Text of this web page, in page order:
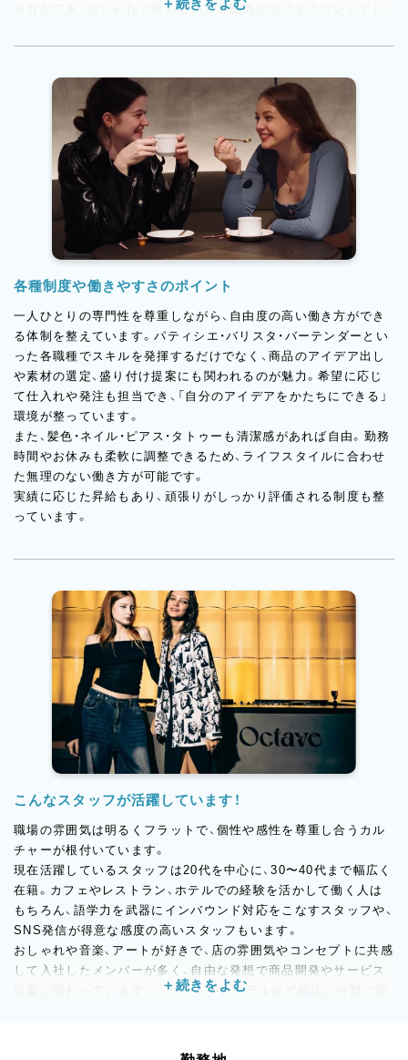
み方ができ、おしゃれで落ち着いた雰囲気のカフェラウンジとし
また、海外のカフェ文化やスイーツトレンドに精通したオーナー
中。日々の仕事を通して、トレンドに触れながら感性を磨ける環
各種制度や働きやすさのポイント
一人ひとりの専門性を尊重しながら、自由度の高い働き方ができ
る体制を整えています。パティシエ・バリスタ・バーテンダーとい
った各職種でスキルを発揮するだけでなく、商品のアイデア出し
や素材の選定、盛り付け提案にも関われるのが魅力。希望に応じ
て仕入れや発注も担当でき、「自分のアイデアをかたちにできる」
環境が整っています。
また、髪色・ネイル・ピアス・タトゥーも清潔感があれば自由。勤務
時間やお休みも柔軟に調整できるため、ライフスタイルに合わせ
た無理のない働き方が可能です。
実績に応じた昇給もあり、頑張りがしっかり評価される制度も整
っています。
こんなスタッフが活躍しています！
職場の雰囲気は明るくフラットで、個性や感性を尊重し合うカル
チャーが根付いています。
現在活躍しているスタッフは20代を中心に、30〜40代まで幅広く
在籍。カフェやレストラン、ホテルでの経験を活かして働く人は
もちろん、語学力を武器にインバウンド対応をこなすスタッフや、
SNS発信が得意な感度の高いスタッフもいます。
おしゃれや音楽、アートが好きで、店の雰囲気やコンセプトに共感
して入社したメンバーが多く、自由な発想で商品開発やサービス
提案に関わっています。シーシャやカクテルなど幅広い分野に関
間関係のストレスなく、自分らしさを大切にしながら働きたい方